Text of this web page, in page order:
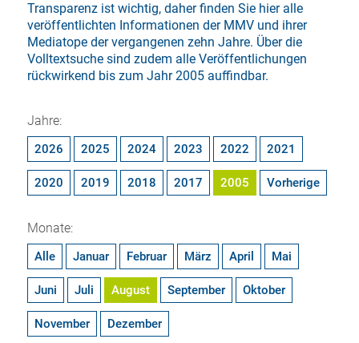
Transparenz ist wichtig, daher finden Sie hier alle
veröffentlichten Informationen der MMV und ihrer
Mediatope der vergangenen zehn Jahre. Über die
Volltextsuchesind zudem alle Veröffentlichungen
rückwirkend bis zum Jahr 2005 auffindbar.
Jahre:
2026 2025 2024 2023 2022 2021
2020 2019 2018 2017 2005 Vorherige
Monate:
Alle Januar Februar März April Mai
Juni Juli August September Oktober
November Dezember